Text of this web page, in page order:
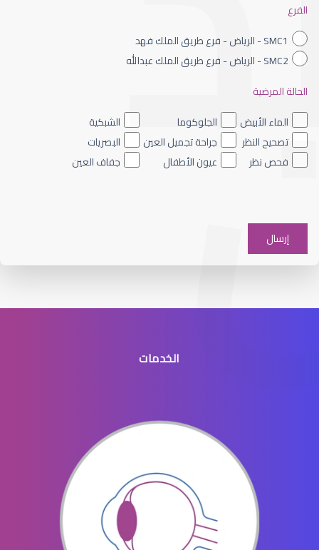
العدسات اللاصقة الطبية اليومية
العدسات اللاصقة للاطفال
العدسات اللاصقة للرجال
الفرع
SMC1 - الرياض - فرع طريق الملك فهد
SMC2 - الرياض - فرع طريق الملك عبدالله
الحالة المرضية
الماء الأبيض
الجلوكوما
الشبكية
تصحيح النظر
جراحة تجميل العين
البصريات
فحص نظر
عيون الأطفال جفاف العين
الخدمات